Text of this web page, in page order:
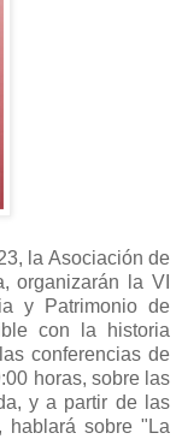
la Asociación de
organizarán la VI
y Patrimonio de
con la historia
conferencias de
horas, sobre las
y a partir de las
hablará sobre "La